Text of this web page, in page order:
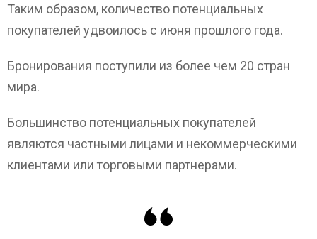
Таким образом, количество потенциальных
покупателей удвоилось с июня прошлого года.
Бронирования поступили из более чем 20 стран
мира.
Большинство потенциальных покупателей
являются частными лицами и некоммерческими
клиентами или торговыми партнерами.